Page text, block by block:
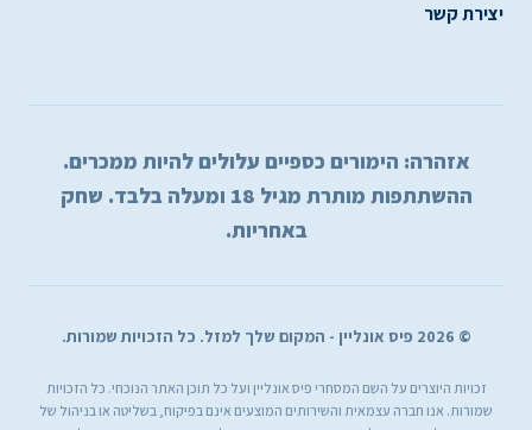
יצירת קשר
אזהרה: הימורים כספיים עלולים להיות ממכרים.
ההשתתפות מותרת מגיל 18 ומעלה בלבד. שחק
באחריות.
© 2026 פיס אונליין - המקום שלך למזל. כל הזכויות שמורות.
זכויות היוצרים על השם המסחרי פיס אונליין ועל כל תוכן האתר הנוכחי. כל הזכויות
שמורות. אנו חברה עצמאית והשירותים המוצעים אינם בפיקוח, בשליטה או בניהול של